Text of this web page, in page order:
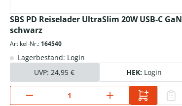
SBS PD Reiselader UltraSlim 20W USB-C GaN
schwarz
Artikel-Nr.: 164540
Lagerbestand: Login
UVP:24,95 € HEK: Login